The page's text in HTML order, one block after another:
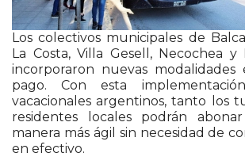
Los colectivos municipales de
La Costa, Villa Gesell, Necochea
incorporaron nuevas modalidades
pago. Con esta
vacacionales argentinos, tanto los
residentes locales podrán
manera más ágil sin necesidad de
en efectivo.